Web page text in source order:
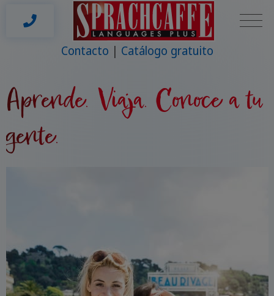
Contacto Catálogo gratuito
Aprende. Viaja. Conoce a tu
gente.